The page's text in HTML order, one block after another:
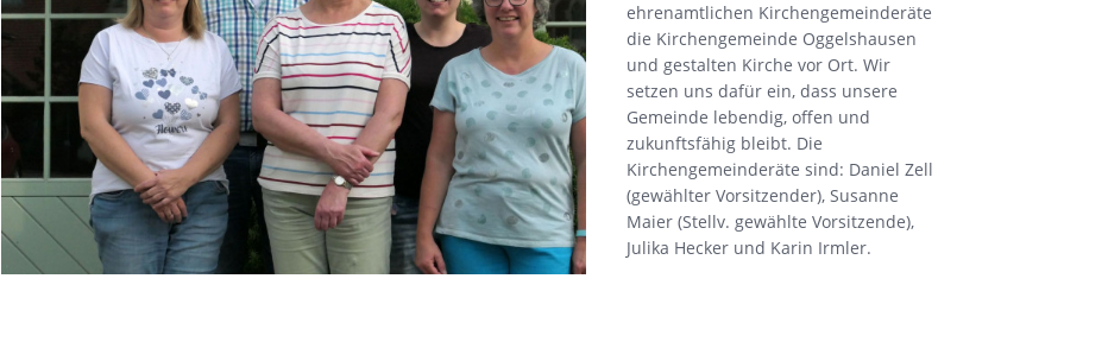
ehrenamtlichen Kirchengemeinderäte
die Kirchengemeinde Oggelshausen
und gestalten Kirche vor Ort. Wir
setzen uns dafür ein, dass unsere
Gemeinde lebendig, offen und
zukunftsfähig bleibt. Die
Kirchengemeinderäte sind: Daniel Zell
(gewählter Vorsitzender), Susanne
Maier (Stellv. gewählte Vorsitzende),
Julika Hecker und Karin Irmler.